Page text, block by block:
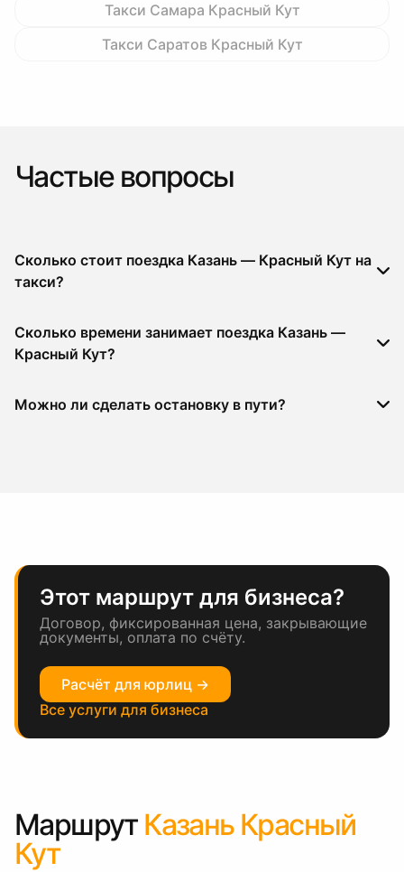
Такси Самара Красный Кут
Такси Саратов Красный Кут
Частые вопросы
Сколько стоит поездка Казань — Красный Кут на
такси?
Сколько времени занимает поездка Казань —
Красный Кут?
Можно ли сделать остановку в пути?
Этот маршрут для бизнеса?
Договор, фиксированная цена, закрывающие
документы, оплата по счёту.
Расчёт для юрлиц →
Все услуги для бизнеса
Маршрут Казань Красный
Кут